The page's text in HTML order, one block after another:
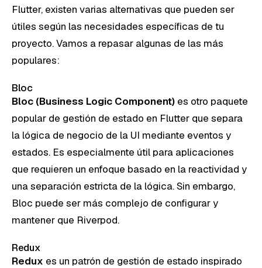
Flutter, existen varias alternativas que pueden ser
útiles según las necesidades específicas de tu
proyecto. Vamos a repasar algunas de las más
populares:
Bloc
Bloc (Business Logic Component) es otro paquete
popular de gestión de estado en Flutter que separa
la lógica de negocio de la UI mediante eventos y
estados. Es especialmente útil para aplicaciones
que requieren un enfoque basado en la reactividad y
una separación estricta de la lógica. Sin embargo,
Bloc puede ser más complejo de configurar y
mantener que Riverpod.
Redux
Redux es un patrón de gestión de estado inspirado